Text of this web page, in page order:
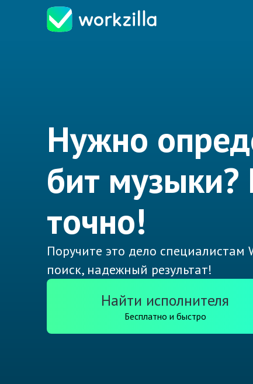
Нужно
бит
точно!
Поручите это дело
поиск, надежный результат!
Найти исполнителя
Бесплатно и быстро